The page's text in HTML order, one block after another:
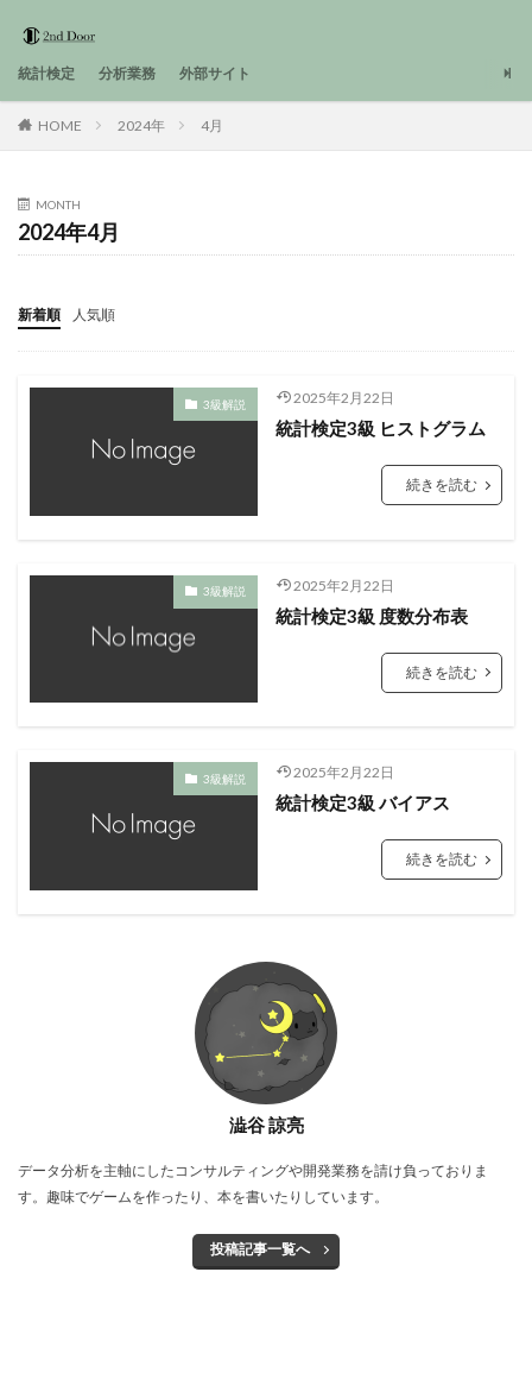
統計検定 分析業務 外部サイト
HOME 2024年 4月
MONTH
2024年4月
新着順 人気順
3級解説 2025年2月22日
統計検定3級 ヒストグラム
続きを読む
3級解説 2025年2月22日
統計検定3級 度数分布表
続きを読む
3級解説 2025年2月22日
統計検定3級 バイアス
続きを読む
澁谷 諒亮
データ分析を主軸にしたコンサルティングや開発業務を請け負っておりま
す。趣味でゲームを作ったり、本を書いたりしています。
投稿記事一覧へ